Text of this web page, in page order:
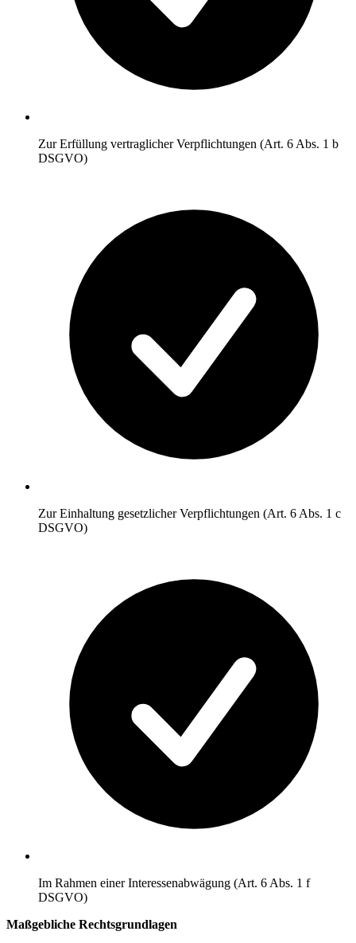
Zur Erfüllung vertraglicher Verpflichtungen (Art. 6 Abs. 1 b
DSGVO)
Zur Einhaltung gesetzlicher Verpflichtungen (Art. 6 Abs. 1 c
DSGVO)
Im Rahmen einer Interessenabwägung (Art. 6 Abs. 1 f
DSGVO)
Maßgebliche Rechtsgrundlagen